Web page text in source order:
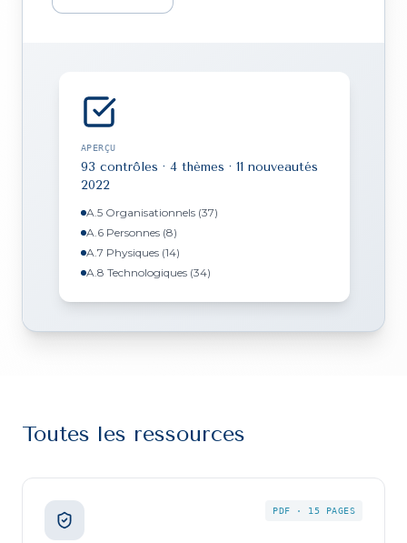
APERÇU
93 contrôles · 4 thèmes · 11 nouveautés
2022
A.5 Organisationnels (37)
A.6 Personnes (8)
A.7 Physiques (14)
A.8 Technologiques (34)
Toutes les ressources
PDF · 15 PAGES